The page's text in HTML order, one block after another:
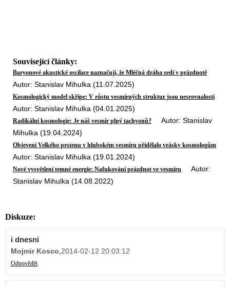
Související články:
Baryonové akustické oscilace naznačují, že Mléčná dráha sedí v prázdnotě
Autor: Stanislav Mihulka (11.07.2025)
Kosmologický model skřípe: V růstu vesmírných struktur jsou nesrovnalosti
Autor: Stanislav Mihulka (04.01.2025)
Radikální kosmologie: Je náš vesmír plný tachyonů? Autor: Stanislav
Mihulka (19.04.2024)
Objevení Velkého prstenu v hlubokém vesmíru přidělalo vrásky kosmologům
Autor: Stanislav Mihulka (19.01.2024)
Nové vysvětlení temné energie: Nafukování prázdnot ve vesmíru Autor:
Stanislav Mihulka (14.08.2022)
Diskuze:
i dnesni
Mojmir Kosco,2014-02-12 20:03:12
Odpovědět